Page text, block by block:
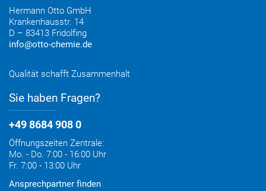
Entsorgung & Verpackungsrücknahme
Hermann Otto GmbH
Krankenhausstr. 14
D – 83413 Fridolfing
info@otto-chemie.de
Qualität schafft Zusammenhalt
Sie haben Fragen?
+49 8684 908 0
Öffnungszeiten Zentrale:
Mo. - Do. 7:00 - 16:00 Uhr
Fr. 7:00 - 13:00 Uhr
Ansprechpartner finden